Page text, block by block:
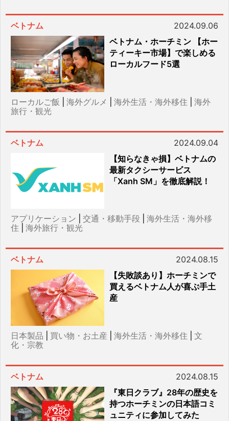
ベトナム
2024.09.06
ベトナム・ホーチミン 【ホー
ティーキー市場】で楽しめる
ローカルフード5選
ローカルご飯 海外グルメ 海外生活・海外移住
海外
旅行・観光
ベトナム
2024.09.04
【知らなきゃ損】ベトナムの
最新タクシーサービス
「Xanh SM」を徹底解説！
アプリケーション 交通・移動手段
海外生活・海外移
住
海外旅行・観光
ベトナム
2024.08.15
【失敗談あり】ホーチミンで
買えるベトナム人が喜ぶ手土
産
日本製品 買い物・お土産 海外生活・海外移住
文
化・宗教
ベトナム
2024.08.15
『東日クラブ』28年の歴史を
持つホーチミンの日本語コミ
ュニティに参加してみた